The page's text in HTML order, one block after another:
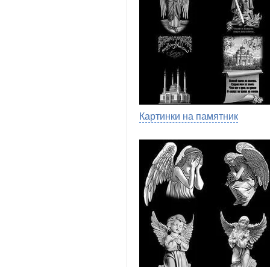
Картинки на памятник